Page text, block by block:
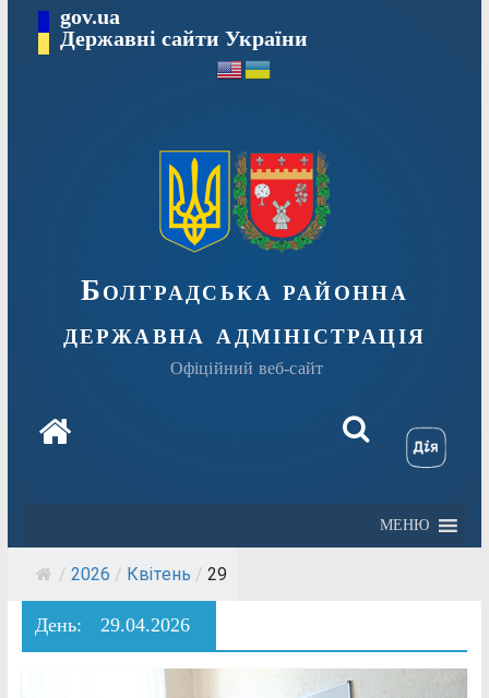
Перейтиgov.ua
Державні сайти України
Болградська районна
державна адміністрація
Офіційний веб-сайт
МЕНЮ
/ 2026 / Квітень / 29
День: 29.04.2026